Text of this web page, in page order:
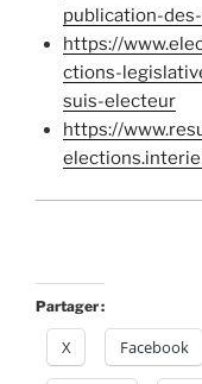
publication-
https://
ctions-
suis-electeur
https://
Partager :
X Facebook